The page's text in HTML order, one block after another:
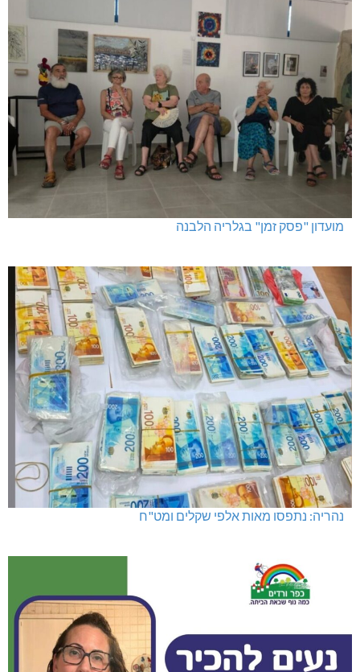
מועדון "פסק זמן" בגלריה הלבנה
נהריה: נתפסו מאות אלפי שקלים ומט"ח